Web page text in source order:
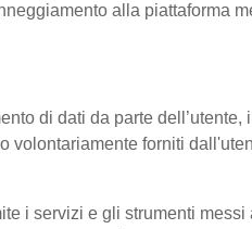
alla piattaforma
di dati da parte
forniti
i servizi e gli strumenti